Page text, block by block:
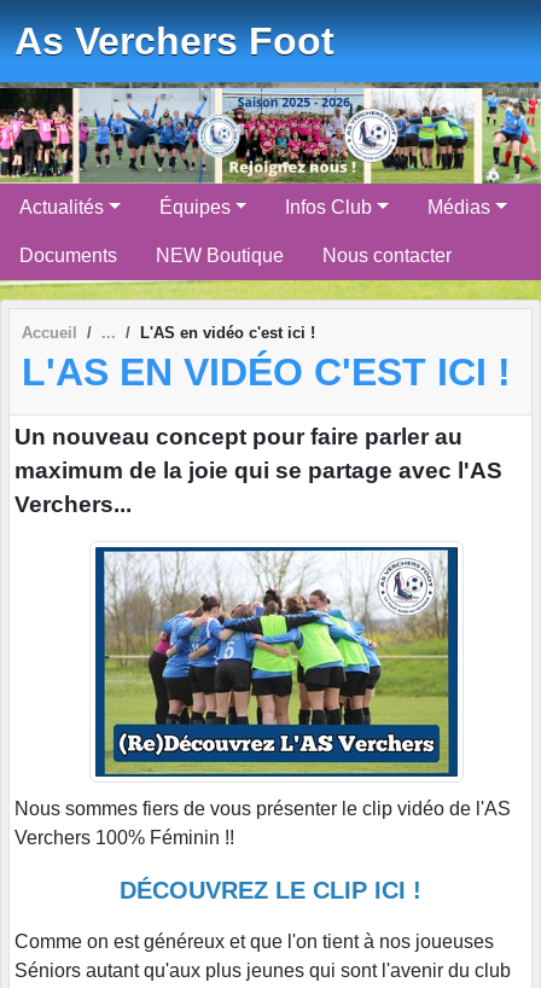
As Verchers Foot
Actualités Équipes Infos Club Médias
Documents NEW Boutique Nous contacter
Accueil L'AS en vidéo c'est ici !
L'AS EN VIDÉO C'EST ICI !
Un nouveau concept pour faire parler au
maximum de la joie qui se partage avec l'AS
Verchers...
Nous sommes fiers de vous présenter le clip vidéo de l'AS
Verchers 100% Féminin !!
DÉCOUVREZ LE CLIP ICI !
Comme on est généreux et que l'on tient à nos joueuses
Séniors autant qu'aux plus jeunes qui sont l'avenir du club